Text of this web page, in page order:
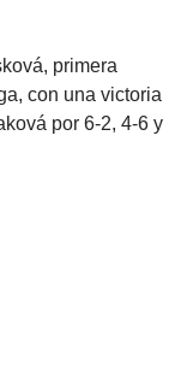
primera
con una victoria
por 6-2, 4-6 y